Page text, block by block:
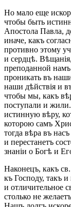
Но мало еще
чтобы быть
Апостола Павла,
иначе, какъ
противно этому
и сердцѣ.
преподанной
проникать въ
наши дѣйствія и
чтобы мы, какъ
поступали и
истинную вѣру,
которою самъ
тогда вѣра въ
и перестанетъ
знаніи о Богѣ и
Наконецъ, какъ
къ Господу, такъ
и отличительное
столько не